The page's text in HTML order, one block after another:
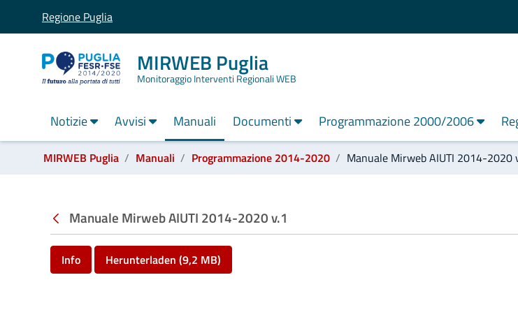
Regione Puglia
MIRWEB Puglia
Monitoraggio Interventi Regionali WEB
Notizie Avvisi Manuali Documenti Programmazione 2000/2006
MIRWEB Puglia Manuali Programmazione 2014-2020 Manuale Mirweb AIUTI 2014-2020
Manuale Mirweb AIUTI 2014-2020 v.1
Info Herunterladen (9,2 MB)